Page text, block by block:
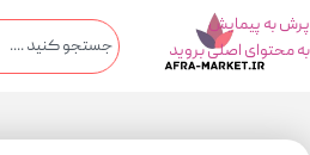
پرش به پیمایش
به محتوای اصلی بروید